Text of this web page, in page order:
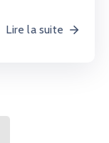
Lire la suite